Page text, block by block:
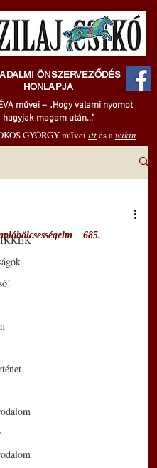
ÖNSZERVEZŐDÉS
HONLAPJA
művei – „Hogy valami nyomot
hagyjak magam után..."
GYÖRGY művei ittés awikin
– 685.